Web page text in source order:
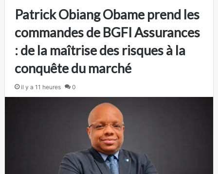
Patrick Obiang Obame prend les
commandes de BGFI Assurances
: de la maîtrise des risques à la
conquête du marché
il y a 11 heures 0